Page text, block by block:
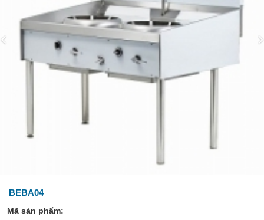
BEBA04
Mã sản phẩm: